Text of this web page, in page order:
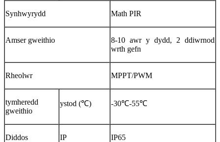
Synhwyrydd Math PIR
Amser gweithio
8-10 awr y dydd, 2 ddiwrnod
wrth gefn
Rheolwr MPPT/PWM
tymheredd
gweithio
ystod (℃) -30℃-55℃
Diddos IP IP65